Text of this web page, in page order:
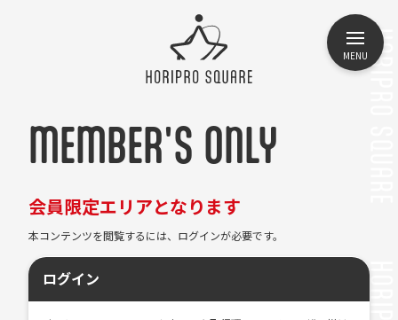
MENU
MEMBER'S ONLY
会員限定エリアとなります
本コンテンツを閲覧するには、ログインが必要です。
ログイン